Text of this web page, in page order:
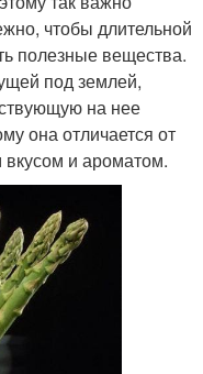
чтобы длительной
полезные вещества.
под землей,
на нее
она отличается от
и ароматом.